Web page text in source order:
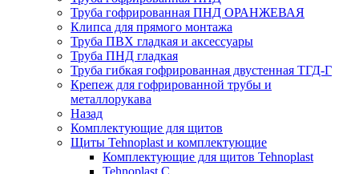
Труба гофрированная ПНД ОРАНЖЕВАЯ
Клипса для прямого монтажа
Труба ПВХ гладкая и аксессуары
Труба ПНД гладкая
Труба гибкая гофрированная двустенная ТГД-Г
Крепеж для гофрированной трубы и
металлорукава
Назад
Комплектующие для щитов
Щиты Tehnoplast и комплектующие
Комплектующие для щитов Tehnoplast
Tehnoplast C